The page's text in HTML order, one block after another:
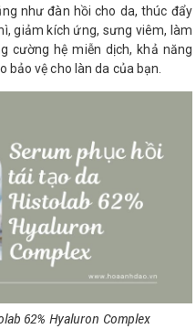
như đàn hồi cho da, thúc đẩy
giảm kích ứng, sưng viêm, làm
cường hệ miễn dịch, khả năng
bảo vệ cho làn da của bạn.
62% Hyaluron Complex